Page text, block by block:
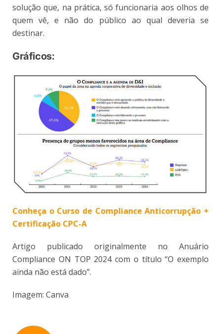
solução que, na prática, só funcionaria aos olhos de
quem vê, e não do público ao qual deveria se
destinar.
Gráficos:
Conheça o Curso de Compliance Anticorrupção +
Certificação CPC-A
Artigo publicado originalmente no Anuário
Compliance ON TOP 2024 com o título “O exemplo
ainda não está dado”.
Imagem: Canva